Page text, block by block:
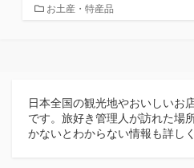
カお土産・特産品
日本全国の観光地やおいしいお
です。旅好き管理人が訪れた場
かないとわからない情報も詳し